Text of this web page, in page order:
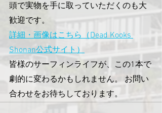
頭で実物を手に取っていただくのも大
歓迎です。
詳細・画像はこちら（Dead Kooks
Shonan公式サイト）
皆様のサーフィンライフが、この1本で
劇的に変わるかもしれません。 お問い
合わせをお待ちしております。